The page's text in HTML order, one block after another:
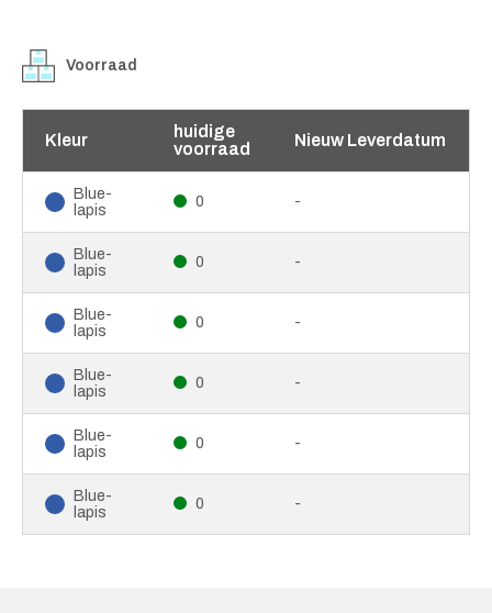
Voorraad
Kleur
huidige
voorraad
Nieuw Leverdatum
Blue-
lapis
0 -
Blue-
lapis
0 -
Blue-
lapis
0 -
Blue-
lapis
0 -
Blue-
lapis
0 -
Blue-
lapis
0 -